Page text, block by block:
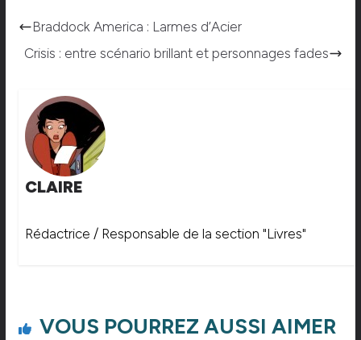
Braddock America : Larmes d’Acier
Crisis : entre scénario brillant et personnages fades
CLAIRE
Rédactrice / Responsable de la section "Livres"
VOUS POURREZ AUSSI AIMER